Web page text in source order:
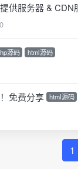
供服务器 & CDN
源码 html源码
免费分享 html源码
1